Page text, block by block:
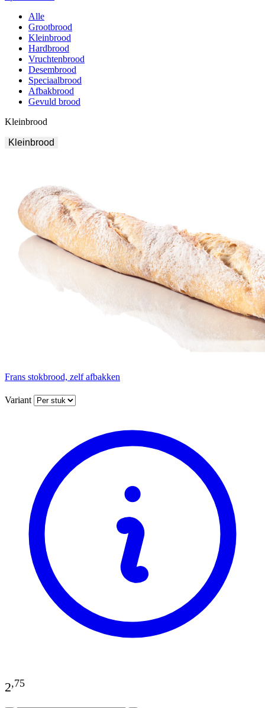
Alle
Grootbrood
Kleinbrood
Hardbrood
Vruchtenbrood
Desembrood
Speciaalbrood
Afbakbrood
Gevuld brood
Kleinbrood
Kleinbrood
Frans stokbrood, zelf afbakken
Variant
2,75